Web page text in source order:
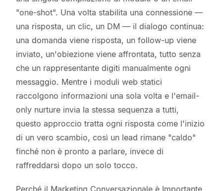
"one-shot". Una volta stabilita una connessione —
una risposta, un clic, un DM — il dialogo continua:
una domanda viene risposta, un follow-up viene
inviato, un'obiezione viene affrontata, tutto senza
che un rappresentante digiti manualmente ogni
messaggio. Mentre i moduli web statici
raccolgono informazioni una sola volta e l'email-
only nurture invia la stessa sequenza a tutti,
questo approccio tratta ogni risposta come l'inizio
di un vero scambio, così un lead rimane "caldo"
finché non è pronto a parlare, invece di
raffreddarsi dopo un solo tocco.
Perché il Marketing Conversazionale è Importante